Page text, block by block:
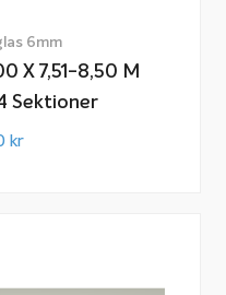
6mm
X 7,51-8,50 M
Sektioner
kr